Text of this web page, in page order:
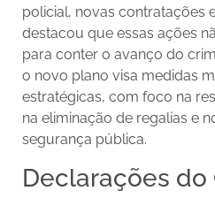
policial, novas contratações
destacou que essas ações
para conter o avanço do
o novo plano visa medidas
estratégicas, com foco na
na eliminação de regalias e
segurança pública.
Declarações do